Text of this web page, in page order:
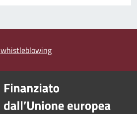
whistleblowing